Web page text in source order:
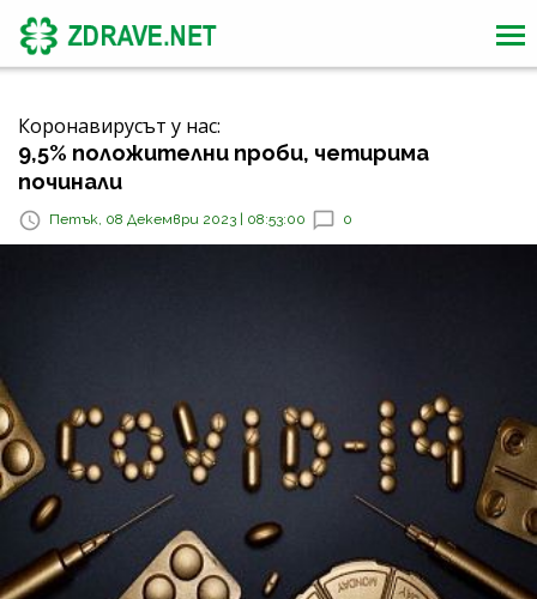
Коронавирусът у нас:
9,5% положителни проби, четирима
починали
Петък, 08 Декември 2023 | 08:53:00 0